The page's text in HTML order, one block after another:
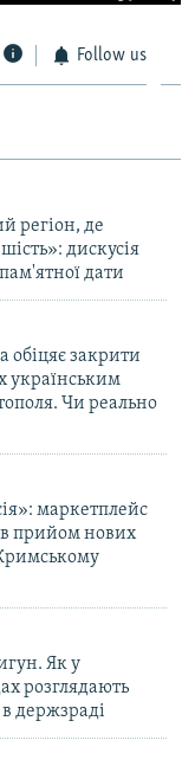
Follow us
регіон, де
дискусія
дати
обіцяє закрити
українським
Чи реально
маркетплейс
прийом нових
Як у
розглядають
держзраді